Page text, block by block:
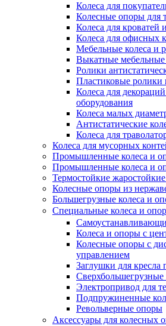
Колеса для
Колесные опоры для
Колеса для кроватей
Колеса для офисных
Мебельные колеса и
Выкатные
Ролики
Пластиковые ролики
Колеса для
оборудования
Колеса малых
Антистатические
Колеса для
Колеса для мусорных
Промышленные колеса и
Промышленные колеса и
Термостойкие
Колесные опоры из
Большегрузные колеса и
Специальные колеса и
Колеса и опоры с
Колесные опоры с
управлением
Заглушки для кресла
Электропривод для
Подпружиненные
Револьверные опоры
Аксессуары для колесных